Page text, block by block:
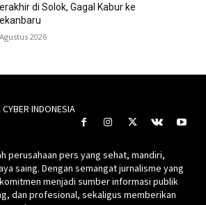
di Solok, Gagal Kabur ke
2026
INDONESIA
perusahaan pers yang sehat, mandiri,
saing. Dengan semangat jurnalisme yang
menjadi sumber informasi publik
dan profesional, sekaligus memberikan